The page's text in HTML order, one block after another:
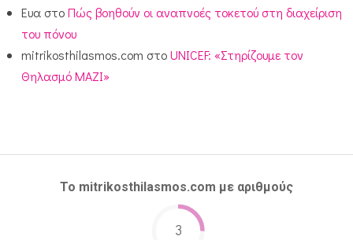
Ευα στοΠώς βοηθούν οι αναπνοές τοκετού στη διαχείριση
του πόνου
mitrikosthilasmos.com στοUNICEF: «Στηρίζουμε τον
Θηλασμό ΜΑΖΙ»
Το mitrikosthilasmos.com με αριθμούς
3